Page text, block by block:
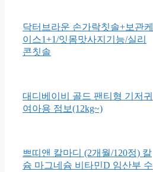
닥터브라운 손가락칫솔+보관케
이스1+1/잇몸맛사지기능/실리
콘칫솔
대디베이비 골드 팬티형 기저귀
여아용 점보(12kg~)
쁘띠앤 칼마디 (2개월/120정) 칼
슘 마그네슘 비타민D 임산부 수